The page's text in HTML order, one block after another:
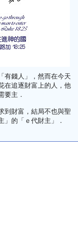
有錢人」，然而在今天
在追逐財富上的人，他
要主．
到財富，結局不也與聖
」的「ｅ代財主」．